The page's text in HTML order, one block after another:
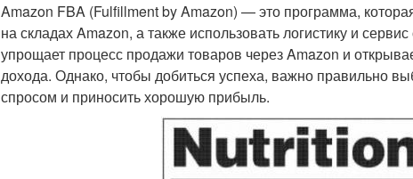
Amazon FBA (Fulfillment by Amazon) — это программа,
на складах Amazon, а также использовать логистику и
упрощает процесс продажи товаров через Amazon и
дохода. Однако, чтобы добиться успеха, важно правильно
спросом и приносить хорошую прибыль.